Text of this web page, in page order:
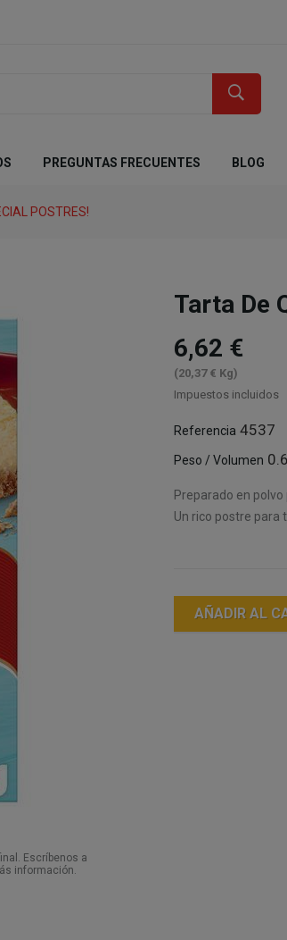
PREGUNTAS FRECUENTES BLOG
POSTRES!
Escríbenos a
información.
Tarta De
6,62 €
(20,37 € Kg)
Impuestos incluidos
Referencia 4537
Peso / Volumen
Preparado en
Un rico postre para
AÑADIR AL